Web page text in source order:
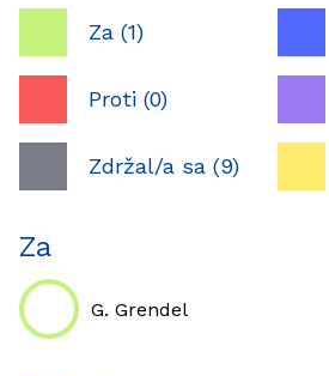
Za (1)
Proti (0)
Zdržal/a sa (9)
Za
G. Grendel